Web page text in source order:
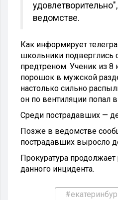
ведомстве.
Как информирует
школьники подверглись
предтреном. Ученик из 8
порошок в мужской
настолько сильно
он по вентиляции попал
Среди пострадавших —
Позже в ведомстве
пострадавших выросло
Прокуратура
данного инцидента.